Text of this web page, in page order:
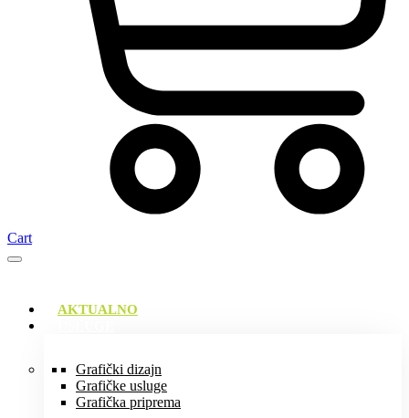
Cart
AKTUALNO
Grafički dizajn
Grafičke usluge
Grafička priprema